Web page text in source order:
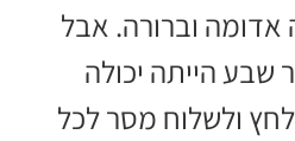
אדומה וברורה. אבל
שבע הייתה יכולה
ולשלוח מסר לכל